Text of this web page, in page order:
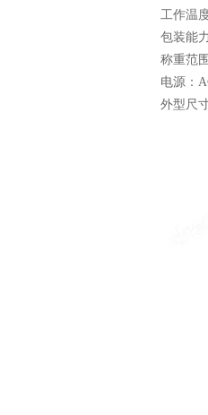
工作温
包装能
称重范
电源：
外型尺